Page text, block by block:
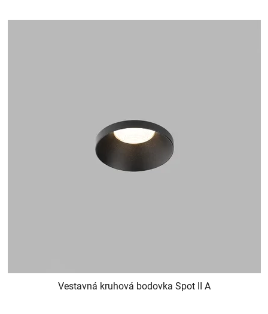
Vestavná kruhová bodovka Spot II A